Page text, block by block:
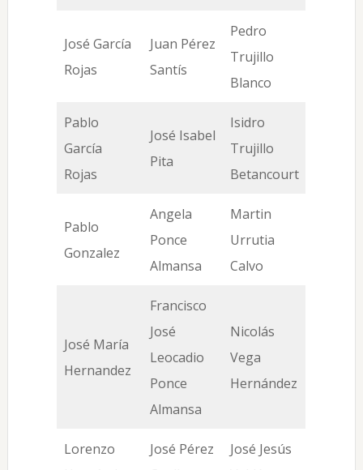
José García
Rojas
Juan Pérez
Santís
Pedro
Trujillo
Blanco
Pablo
García
Rojas
José Isabel
Pita
Isidro
Trujillo
Betancourt
Pablo
Gonzalez
Angela
Ponce
Almansa
Martin
Urrutia
Calvo
José María
Hernandez
Francisco
José
Leocadio
Ponce
Almansa
Nicolás
Vega
Hernández
Lorenzo
José Pérez
José Jesús